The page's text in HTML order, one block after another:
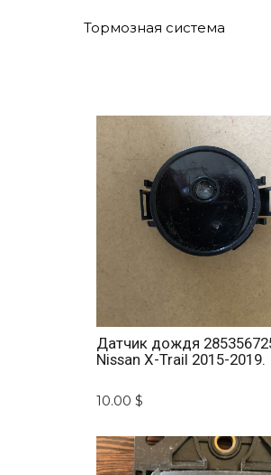
Тормозная система
Датчик дождя
Nissan X-Trail 2015-2019.
10.00 $